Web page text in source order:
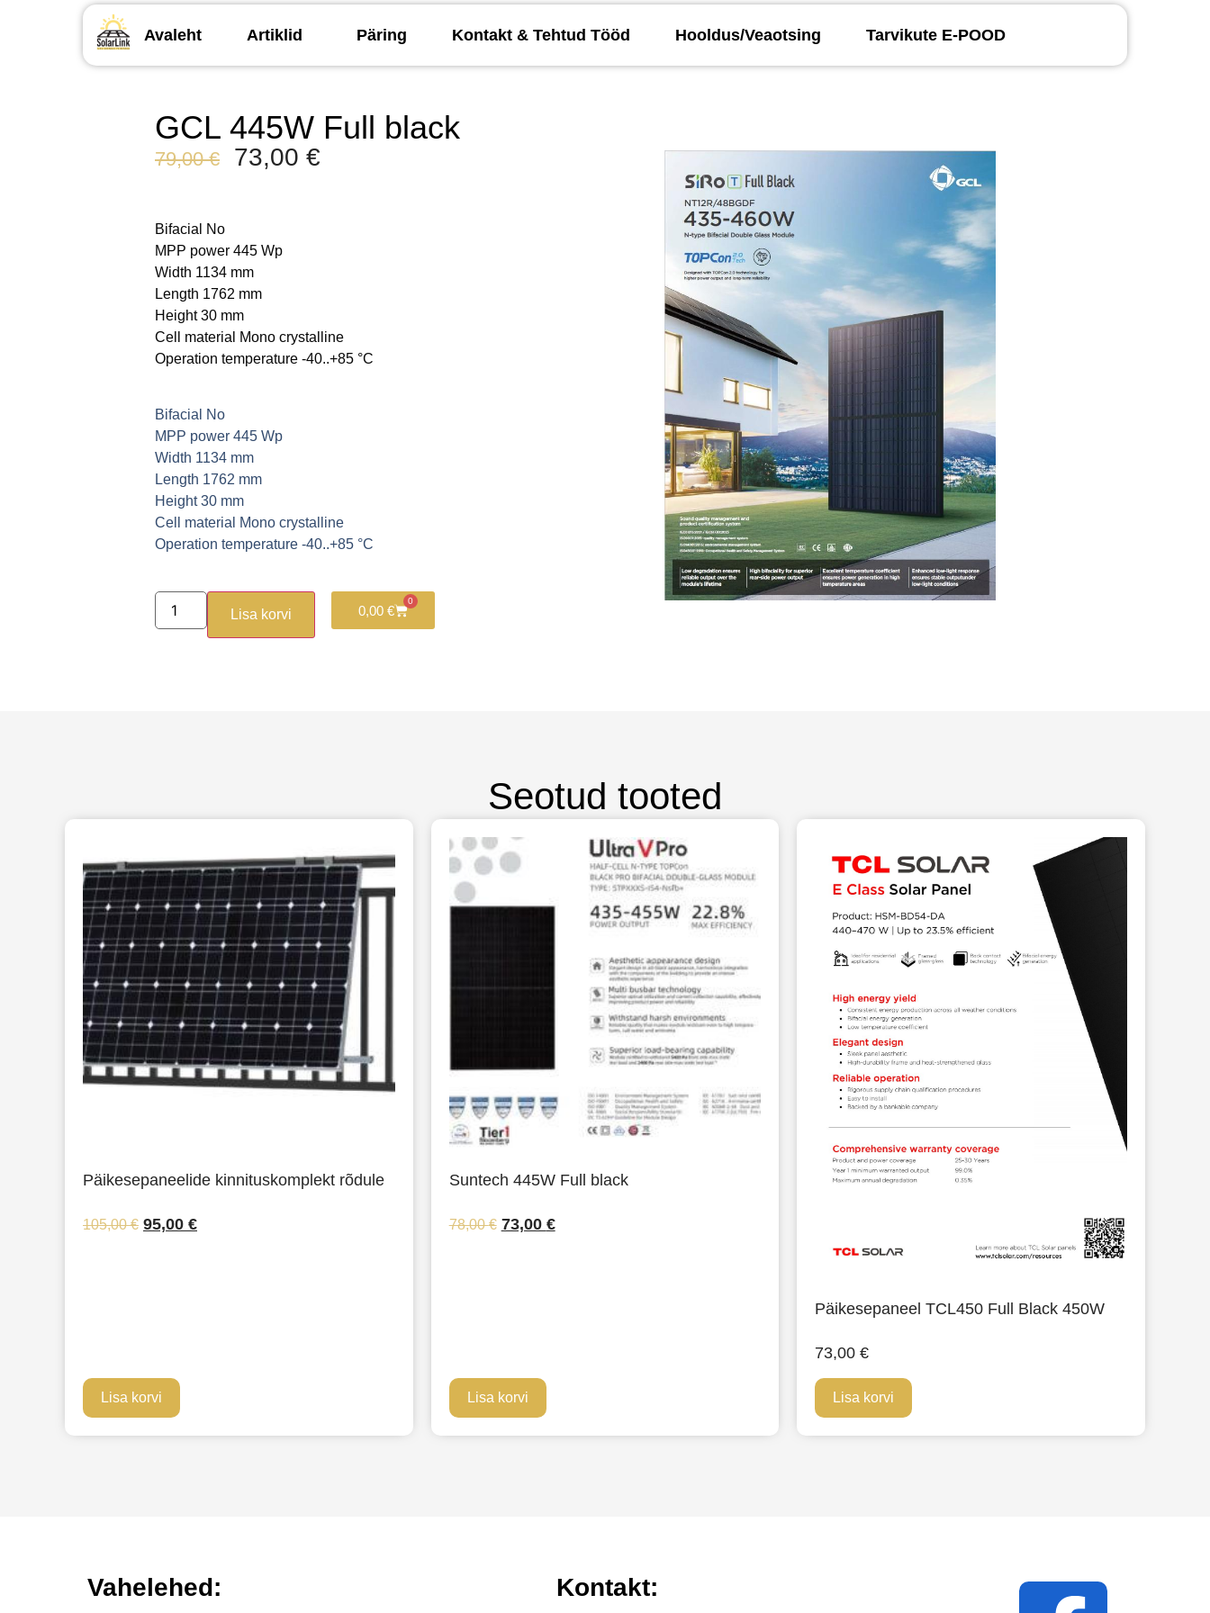
Avaleht Artiklid Päring Kontakt & Tehtud Tööd Hooldus/Veaotsing Tarvikute E-POOD
GCL 445W Full black
79,00€ 73,00 €
Bifacial
No
MPP power 445 Wp
Width 1134 mm
Length 1762 mm
Height 30 mm
Cell material
Mono crystalline
Operation temperature -40..+85 °C
Bifacial
No
MPP power 445 Wp
Width 1134 mm
Length 1762 mm
Height 30 mm
Cell material
Mono crystalline
Operation temperature -40..+85 °C
Lisa korvi 0,00 €
0
Seotud tooted
Päikesepaneelide kinnituskomplekt rõdule
105,00€ 95,00 €
Lisa korvi
Suntech 445W Full black
78,00€ 73,00 €
Lisa korvi
Päikesepaneel TCL450 Full Black 450W
73,00€
Lisa korvi
Vahelehed: Kontakt: